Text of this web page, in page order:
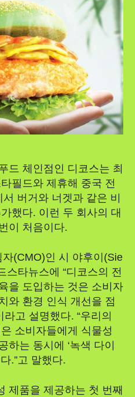
드 체인점인 디코스는 최
필드와 제휴해 중국 전
버거와 너겟과 같은 비
했다. 이런 두 회사의 대
이 처음이다.
(CMO)인 시 야후이(Sie
스타뉴스에 “디코스의 전
을 도입하는 것은 소비자
와 환경 인식 개선을 점
고 설명했다. “우리의
소비자들에게 식물성
하는 동시에 ‘녹색 다이
.”고 말했다.
제품을 제공하는 첫 번째